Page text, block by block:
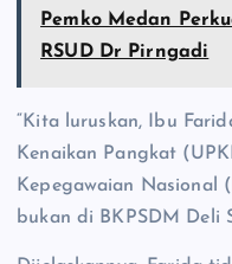
Pemko Medan
RSUD Dr Pirngadi
“Kita luruskan, Ibu
Kenaikan Pangkat
Kepegawaian Nasional
bukan di BKPSDM Deli